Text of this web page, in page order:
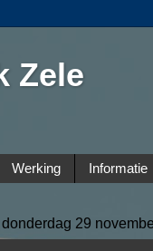
Zele
Werking Informatie
donderdag 29